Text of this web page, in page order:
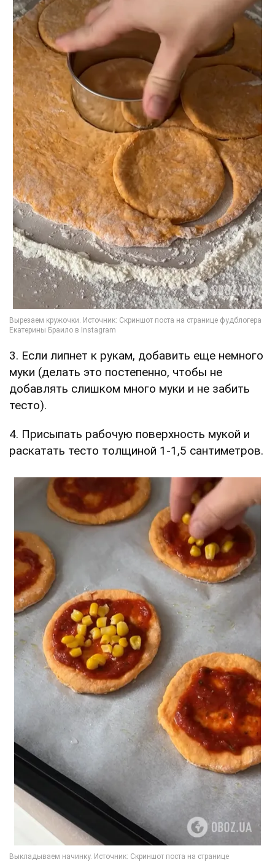
3. Если липнет к рукам, добавить еще немного
муки (делать это постепенно, чтобы не
добавлять слишком много муки и не забить
тесто).
4. Присыпать рабочую поверхность мукой и
раскатать тесто толщиной 1-1,5 сантиметров.